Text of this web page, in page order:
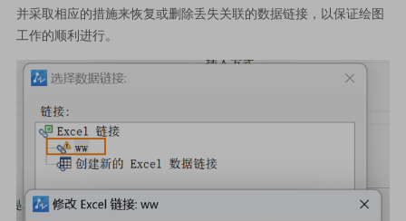
并采取相应的措施来恢复或删除丢失关联的数据链接，以保证绘图
工作的顺利进行。